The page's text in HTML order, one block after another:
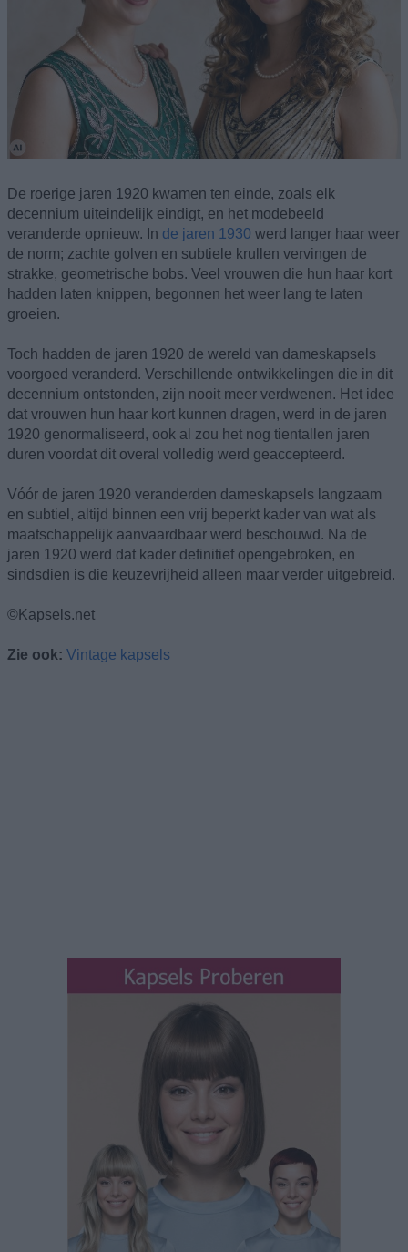
De roerige jaren 1920 kwamen ten einde, zoals elk
decennium uiteindelijk eindigt, en het modebeeld
veranderde opnieuw. In de jaren 1930 werd langer haar weer
de norm; zachte golven en subtiele krullen vervingen de
strakke, geometrische bobs. Veel vrouwen die hun haar kort
hadden laten knippen, begonnen het weer lang te laten
groeien.
Toch hadden de jaren 1920 de wereld van dameskapsels
voorgoed veranderd. Verschillende ontwikkelingen die in dit
decennium ontstonden, zijn nooit meer verdwenen. Het idee
dat vrouwen hun haar kort kunnen dragen, werd in de jaren
1920 genormaliseerd, ook al zou het nog tientallen jaren
duren voordat dit overal volledig werd geaccepteerd.
Vóór de jaren 1920 veranderden dameskapsels langzaam
en subtiel, altijd binnen een vrij beperkt kader van wat als
maatschappelijk aanvaardbaar werd beschouwd. Na de
jaren 1920 werd dat kader definitief opengebroken, en
sindsdien is die keuzevrijheid alleen maar verder uitgebreid.
©Kapsels.net
Zie ook: Vintage kapsels